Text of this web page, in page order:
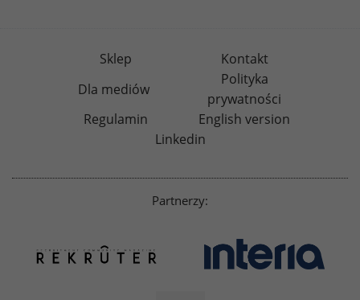
Sklep
Kontakt
Dla mediów
Polityka
prywatności
Regulamin
English version
Linkedin
Partnerzy: